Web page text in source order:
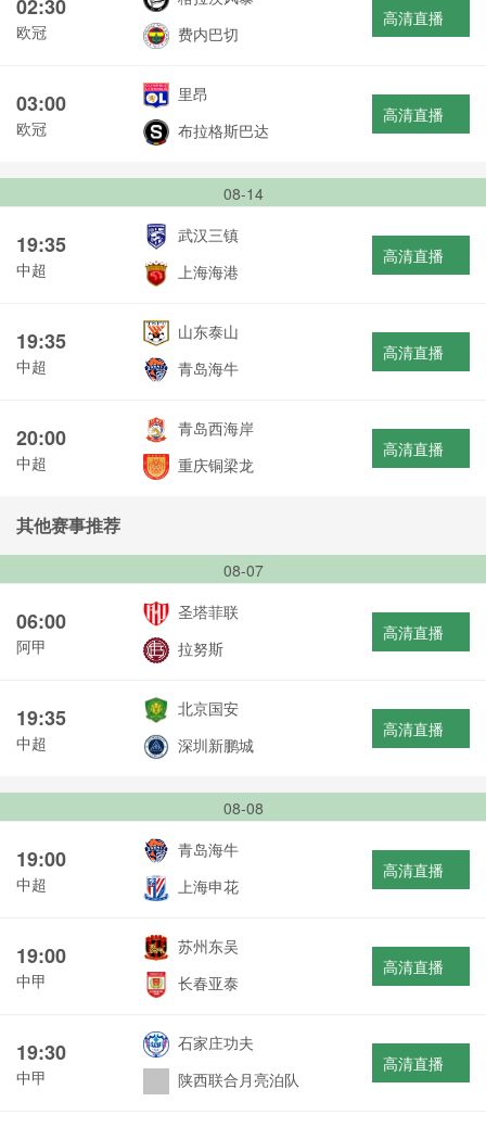
02:30
欧冠
费内巴切
高清直播
03:00
欧冠
里昂
布拉格斯巴达
高清直播
08-14
19:35
中超
武汉三镇
上海海港
高清直播
19:35
中超
山东泰山
青岛海牛
高清直播
20:00
中超
青岛西海岸
重庆铜梁龙
高清直播
其他赛事推荐
08-07
06:00
阿甲
圣塔菲联
拉努斯
高清直播
19:35
中超
北京国安
深圳新鹏城
高清直播
08-08
19:00
中超
青岛海牛
上海申花
高清直播
19:00
中甲
苏州东吴
长春亚泰
高清直播
19:30
中甲
石家庄功夫
陕西联合月亮泊队
高清直播